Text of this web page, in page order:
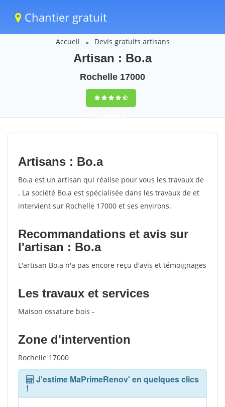
Chantier gratuit
Accueil Devis gratuits artisans
Artisan : Bo.a
Rochelle 17000
9,5(100%)82
votes
Artisans : Bo.a
Bo.a est un artisan qui réalise pour vous les travaux de
. La société Bo.a est spécialisée dans les travaux de et
intervient sur Rochelle 17000 et ses environs.
Recommandations et avis sur
l'artisan : Bo.a
L'artisan Bo.a n'a pas encore reçu d'avis et témoignages
Les travaux et services
Maison ossature bois -
Zone d'intervention
Rochelle 17000